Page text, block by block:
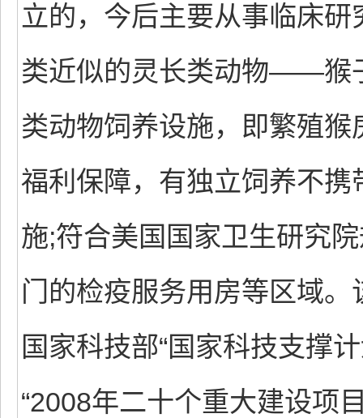
立的，今后主要从事临床
类近似的灵长类动物——猴
类动物饲养设施，即繁殖
福利保障，有独立饲养不
施;符合美国国家卫生研究
门的检疫服务用房等区域
国家科技部“国家科技支撑
“2008年二十个重大建设项